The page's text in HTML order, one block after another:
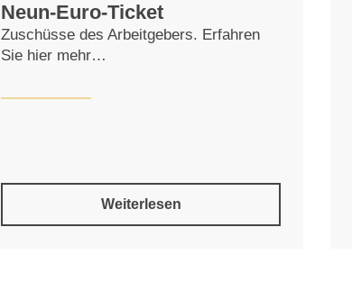
Neun-Euro-Ticket
Zuschüsse des Arbeitgebers. Erfahren
Sie hier mehr…
Weiterlesen